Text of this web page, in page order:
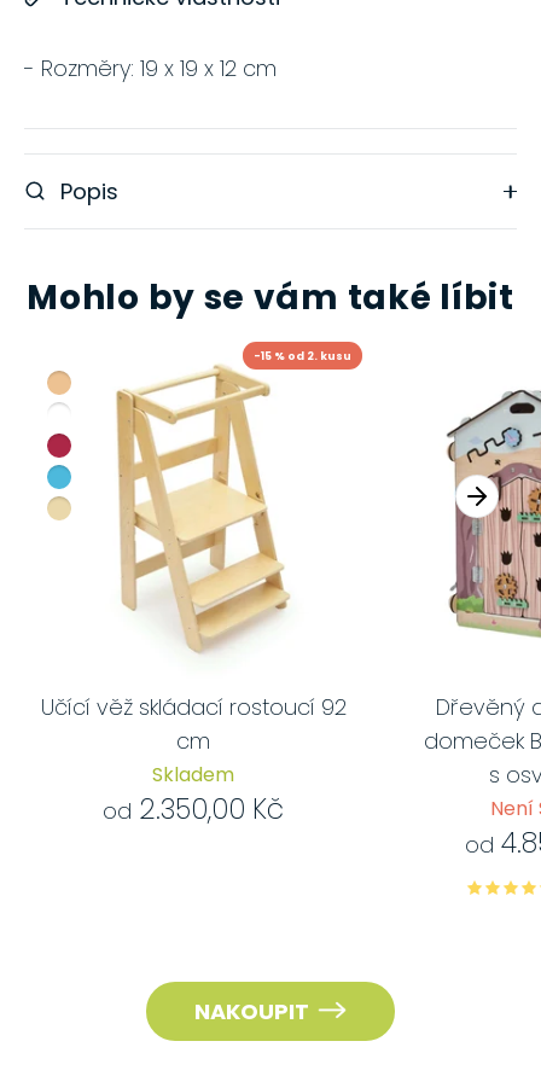
- Rozměry: 19 x 19 x 12 cm
Popis
Mohlo by se vám také líbit
Učící věž skládací rostoucí 92
cm
Skladem
od 2.350,00 Kč
-15 % od 2. kusu
Dřevěný
domeček
s
Není
od
NAKOUPIT